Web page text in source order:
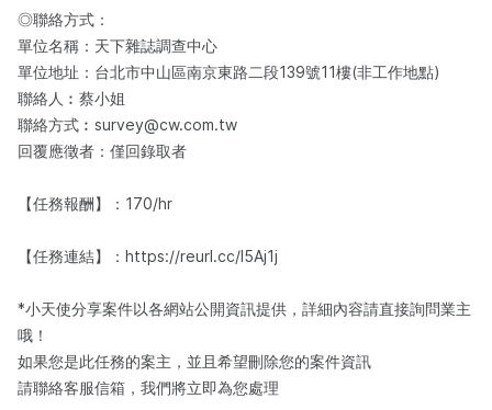
◎聯絡方式：
單位名稱：天下雜誌調查中心
單位地址：台北市中山區南京東路二段139號11樓(非工作地點)
聯絡人︰蔡小姐
聯絡方式︰survey@cw.com.tw
回覆應徵者：僅回錄取者
【任務報酬】：170/hr
【任務連結】：https://reurl.cc/l5Aj1j
*小天使分享案件以各網站公開資訊提供，詳細內容請直接詢問業主
哦！
如果您是此任務的案主，並且希望刪除您的案件資訊
請聯絡客服信箱，我們將立即為您處理